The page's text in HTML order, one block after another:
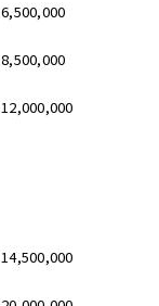
6,500,000
8,500,000
12,000,000
14,500,000